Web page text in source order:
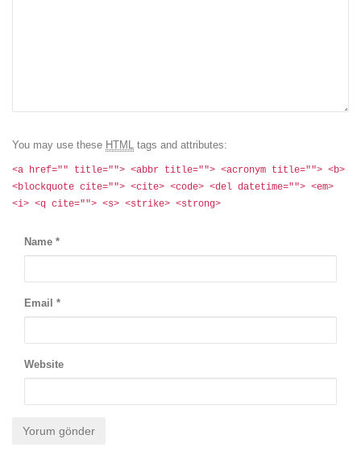
You may use these HTML tags and attributes:
<a href="" title=""> <abbr title=""> <acronym title=""> <b>
<blockquote cite=""> <cite> <code> <del datetime=""> <em>
<i> <q cite=""> <s> <strike> <strong>
Name *
Email *
Website